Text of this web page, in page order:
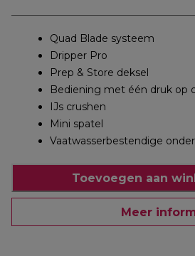
Quad Blade systeem
Dripper Pro
Prep & Store deksel
Bediening met één druk op
IJs crushen
Mini spatel
Vaatwasserbestendige
Toevoegen aan
Meer